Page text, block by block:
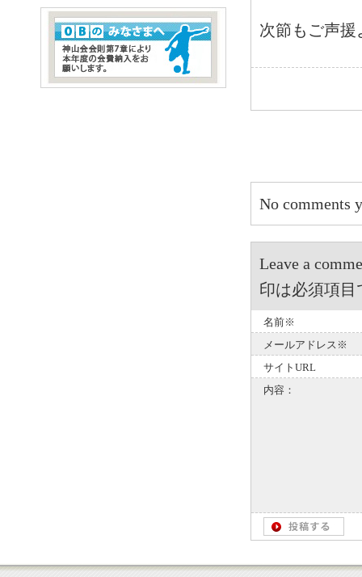
次節もご声
No comments
Leave a
印は必須項目
名前※
メールアドレス※
サイトURL
内容：